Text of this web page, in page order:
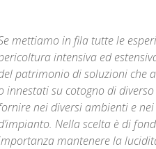
mettiamo in fila tutte le
intensiva ed
patrimonio di soluzioni che
innestati su cotogno di
nei diversi ambienti e
Nella scelta è di
mantenere la